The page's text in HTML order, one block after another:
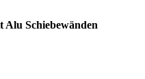
Alu Schiebewänden